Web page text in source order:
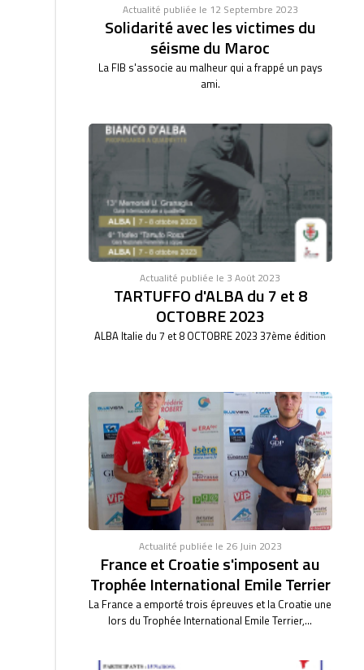
Actualité publiée le 12 Septembre 2023
Solidarité avec les victimes du
séisme du Maroc
La FIB s'associe au malheur qui a frappé un pays
ami.
Actualité publiée le 3 Août 2023
TARTUFFO d'ALBA du 7 et 8
OCTOBRE 2023
ALBA Italie du 7 et 8 OCTOBRE 2023 37ème édition
Actualité publiée le 26 Juin 2023
France et Croatie s'imposent au
Trophée International Emile Terrier
La France a emporté trois épreuves et la Croatie une
lors du Trophée International Emile Terrier,...